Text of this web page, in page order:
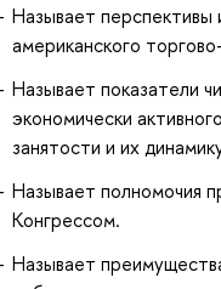
Называет перспективы
американского
Называет показатели
экономически
занятости и их
Называет полномочия
Конгрессом.
Называет